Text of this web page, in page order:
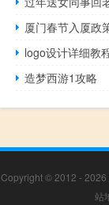
厦门春节入厦政
logo设计详细教
造梦西游1攻略
Copyright © 2012 - 2026
站